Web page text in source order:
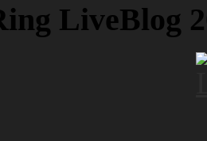
LiveBlog